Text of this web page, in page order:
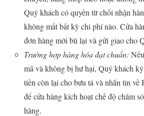
Quý khách có quyền từ chối nhận
không mất bất kỳ chi phí nào. Cửa
đơn hàng mới bù lại và gửi giao cho
Trường hợp hàng hóa đạt chuẩn:
mã và không bị hư hại, Quý khách
tiền còn lại cho bưu tá và nhắn tin về
để cửa hàng kích hoạt chế độ chăm
hàng.